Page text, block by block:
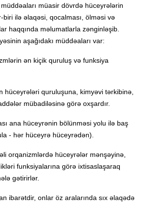
müasir dövrdə hüceyrələrin
biri ilə əlaqəsi, qocalması, ölməsi və
haqqında məlumatlarla zənginləşib.
aşağıdakı müddəaları var:
ən kiçik quruluş və funksiya
hüceyrələri quruluşuna, kimyəvi tərkibinə,
mübadiləsinə görə oxşardır.
ana hüceyrənin bölünməsi yolu ilə baş
- hər hüceyrə hüceyrədən).
orqanizmlərdə hüceyrələr mənşəyinə,
funksiyalarına görə ixtisaslaşaraq
gətirirlər.
ibarətdir, onlar öz aralarında sıx əlaqədə